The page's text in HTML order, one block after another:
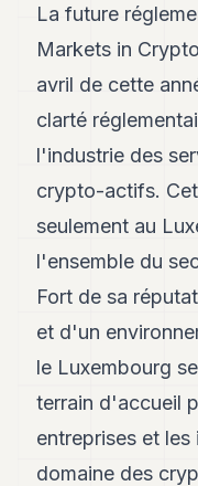
La future
Markets in
avril de cette
clarté
l'industrie des
crypto-actifs.
seulement au
l'ensemble du
Fort de sa
et d'un
le Luxembourg
terrain d'accueil
entreprises et
domaine des